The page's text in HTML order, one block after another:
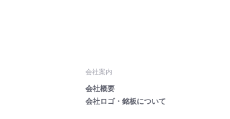
会社案内
会社概要
会社ロゴ・銘板について